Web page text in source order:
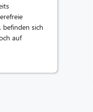
sich
auf